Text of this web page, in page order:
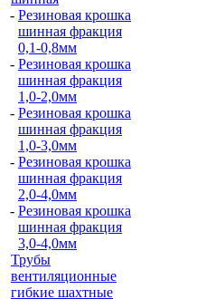
- Резиновая крошка
шинная фракция
0,1-0,8мм
- Резиновая крошка
шинная фракция
1,0-2,0мм
- Резиновая крошка
шинная фракция
1,0-3,0мм
- Резиновая крошка
шинная фракция
2,0-4,0мм
- Резиновая крошка
шинная фракция
3,0-4,0мм
Трубы
вентиляционные
гибкие шахтные